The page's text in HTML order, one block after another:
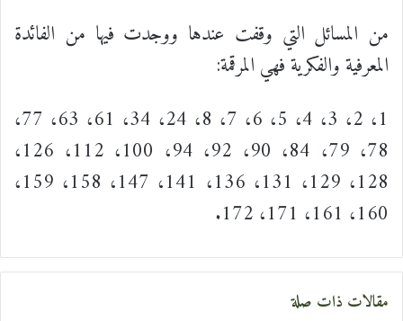
من المسائل التي وقفت عندها ووجدت فيها من الفائدة
المعرفية والفكرية فهي المرقمة:
1، 2، 3، 4، 5، 6، 7، 8، 24، 34، 61، 63، 77،
78، 79، 84، 90، 92، 94، 100، 112، 126،
128، 129، 131، 136، 141، 147، 158، 159،
160، 161، 171، 172.
مقالات ذات صلة